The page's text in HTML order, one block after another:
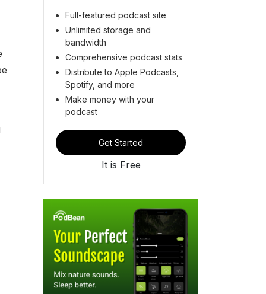
Full-featured podcast site
Unlimited storage and
bandwidth
Comprehensive podcast stats
Distribute to Apple Podcasts,
Spotify, and more
Make money with your
podcast
Get Started
It is Free